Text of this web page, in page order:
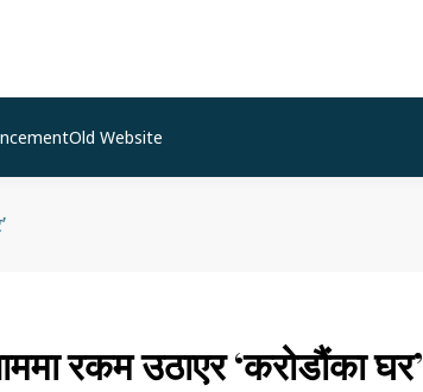
Old Website
रकम उठाएर ‘करोडौंका घर’